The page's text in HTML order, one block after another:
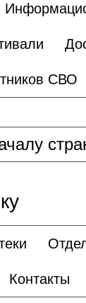
СВО
Контакты